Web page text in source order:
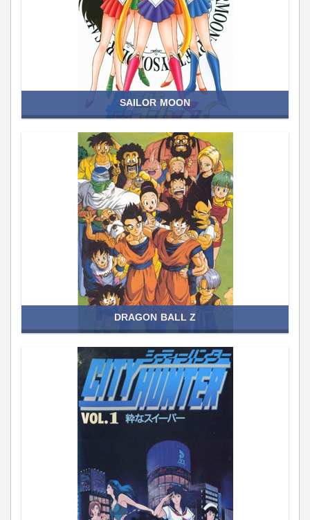
SAILOR MOON
DRAGON BALL Z